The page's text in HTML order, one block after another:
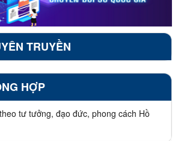
TRUYỀN
HỢP
tư tưởng, đạo đức, phong cách Hồ